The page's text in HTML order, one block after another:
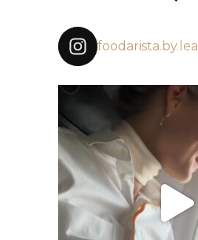
foodarista.by.lea